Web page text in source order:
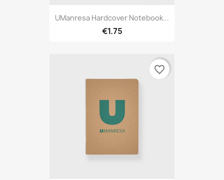
UManresa Hardcover Notebook...
€1.75
favorite_border